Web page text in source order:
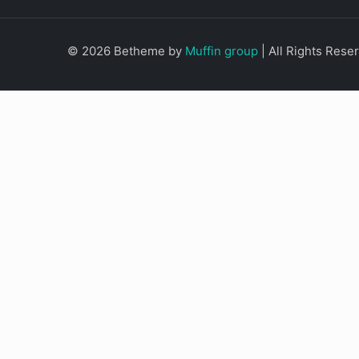
© 2026 Betheme by Muffin group | All Rights